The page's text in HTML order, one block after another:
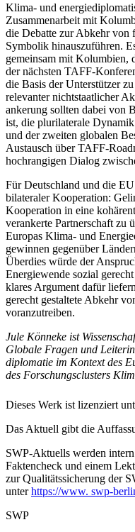
Klima- und
Zusammen­arbeit mit
die Debatte zur Abkehr von
Sym­bolik hinauszuführen.
gemeinsam mit Kolum­bien,
der nächsten TAFF-
die Basis der Unter­stützer
relevanter nichtstaat­licher
ankerung soll­ten dabei von
ist, die plurilaterale
und der zweiten globalen
Austausch über TAFF-
hochrangigen Dialog
Für Deutschland und die
bilateraler Ko­operation:
Kooperation in eine
verankerte Part­nerschaft zu
Europas Klima- und
gewinnen gegenüber
Überdies würde der
Energiewende sozial
klares Argument dafür
gerecht gestaltete Abkehr
voranzutreiben.
Jule Könneke ist
Globale Fragen und
diplomatie im Kontext des
des Forschungsclusters
Dieses Werk ist lizenziert
Das Aktuell gibt die
SWP-Aktuells werden
Faktencheck und einem
zur Qualitätssicherung der
unterhttps://www. swp-
SWP